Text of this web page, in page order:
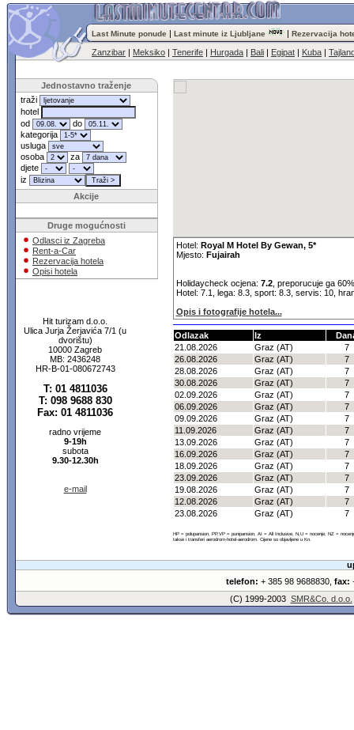
Last Minute ponude | Last minute iz Ljubljane | Rezervacija
Zanzibar | Meksiko | Tenerife | Hurgada | Bali | Egipat | Kuba |
Jednostavno traženje
traži
hotel
od
do
kategorija
usluga
osoba
za
djete
iz
Akcije
Druge mogućnosti
Odlasci iz Zagreba
Rent-a-Car
Rezervacija hotela
Opisi hotela
Hit turizam d.o.o.
Ulica Jurja Žerjavića 7/1 (u
dvorištu)
10000 Zagreb
MB: 2436248
HR-B-01-080672743
T: 01 4811036
T: 098 9688 830
Fax: 01 4811036
radno vrijeme
9-19h
subota
9.30-12.30h
e-mail
Hotel: Royal M Hotel By Gewan, 5*
Mjesto: Fujairah
Holidaycheck ocjena: 7.2, preporucuje ga
Hotel: 7.1, lega: 8.3, sport: 8.3, servis: 10,
Opis i fotografije hotela...
Odlazak Iz
21.08.2026
Graz (AT)
7
26.08.2026
Graz (AT)
7
28.08.2026
Graz (AT)
7
30.08.2026
Graz (AT)
7
02.09.2026
Graz (AT)
7
06.09.2026
Graz (AT)
7
09.09.2026
Graz (AT)
7
11.09.2026
Graz (AT)
7
13.09.2026
Graz (AT)
7
16.09.2026
Graz (AT)
7
18.09.2026
Graz (AT)
7
23.09.2026
Graz (AT)
7
19.08.2026
Graz (AT)
7
12.08.2026
Graz (AT)
7
23.08.2026
Graz (AT) 7
HP = polupansion, PP,VP = punipansion, AI = All Inclusive, N,U = nocenje, NZ =
takse i transferi aerodrom-hotel-aerodrom. Cijene so objavljene u Kn.
telefon: + 385 98 9688830, fax:
(C) 1999-2003 SMR&Co. d.o.o.